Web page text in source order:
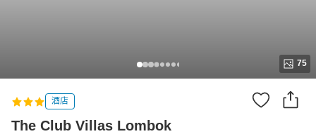
75
酒店
The Club Villas Lombok